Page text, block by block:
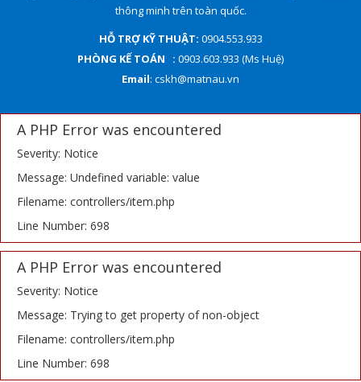
thông minh trên toàn quốc.
HỖ TRỢ KỸ THUẬT: 0904.553.933
PHÒNG KẾ TOÁN : 0903.603.933 (Ms Huệ)
Email: cskh@matnau.vn
A PHP Error was encountered
Severity: Notice
Message: Undefined variable: value
Filename: controllers/item.php
Line Number: 698
A PHP Error was encountered
Severity: Notice
Message: Trying to get property of non-object
Filename: controllers/item.php
Line Number: 698